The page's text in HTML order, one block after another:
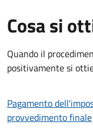
Cosa si
Quando il
positivamente si
Pagamento
provvedimento finale